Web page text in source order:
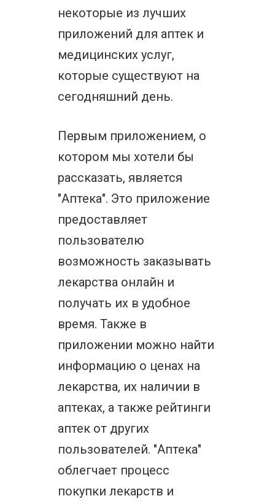
некоторые из лучших
приложений для аптек и
медицинских услуг,
которые существуют на
сегодняшний день.
Первым приложением, о
котором мы хотели бы
рассказать, является
"Аптека". Это приложение
предоставляет
пользователю
возможность заказывать
лекарства онлайн и
получать их в удобное
время. Также в
приложении можно найти
информацию о ценах на
лекарства, их наличии в
аптеках, а также рейтинги
аптек от других
пользователей. "Аптека"
облегчает процесс
покупки лекарств и